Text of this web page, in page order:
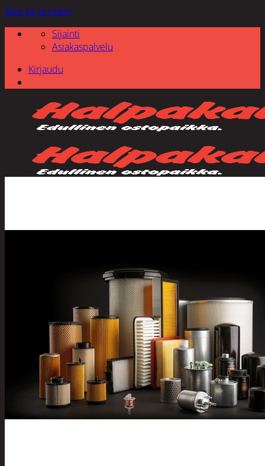
Skip to content
Sijainti
Asiakaspalvelu
Kirjaudu
Tuotevalikoima
Poistotuotteet
Kausituotteet
Joulu
Joulu- ja kausivalot
Eläimet ja
tontut
Kyntteliköt
Valoketjut ja
kuusenvalot
Joulukoristeet
Kranssit ja